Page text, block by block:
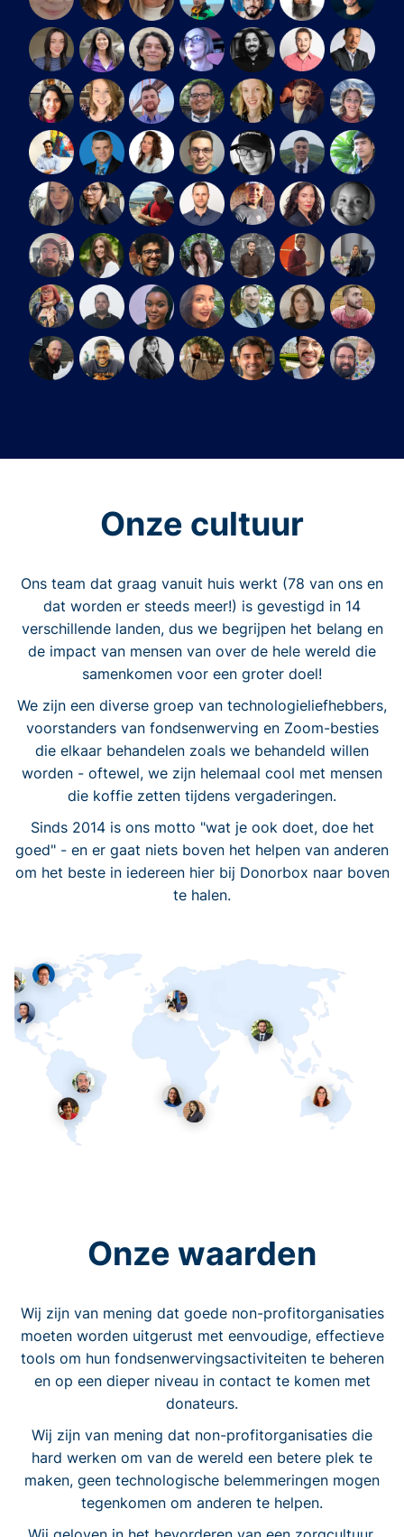
Onze cultuur
Ons team dat graag vanuit huis werkt (78 van ons en
dat worden er steeds meer!) is gevestigd in 14
verschillende landen, dus we begrijpen het belang en
de impact van mensen van over de hele wereld die
samenkomen voor een groter doel!
We zijn een diverse groep van technologieliefhebbers,
voorstanders van fondsenwerving en Zoom-besties
die elkaar behandelen zoals we behandeld willen
worden - oftewel, we zijn helemaal cool met mensen
die koffie zetten tijdens vergaderingen.
Sinds 2014 is ons motto "wat je ook doet, doe het
goed" - en er gaat niets boven het helpen van anderen
om het beste in iedereen hier bij Donorbox naar boven
te halen.
Onze waarden
Wij zijn van mening dat goede non-profitorganisaties
moeten worden uitgerust met eenvoudige, effectieve
tools om hun fondsenwervingsactiviteiten te beheren
en op een dieper niveau in contact te komen met
donateurs.
Wij zijn van mening dat non-profitorganisaties die
hard werken om van de wereld een betere plek te
maken, geen technologische belemmeringen mogen
tegenkomen om anderen te helpen.